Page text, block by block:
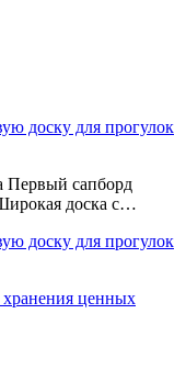
доску для прогулок
Первый сапборд
доска с…
доску для прогулок
хранения ценных